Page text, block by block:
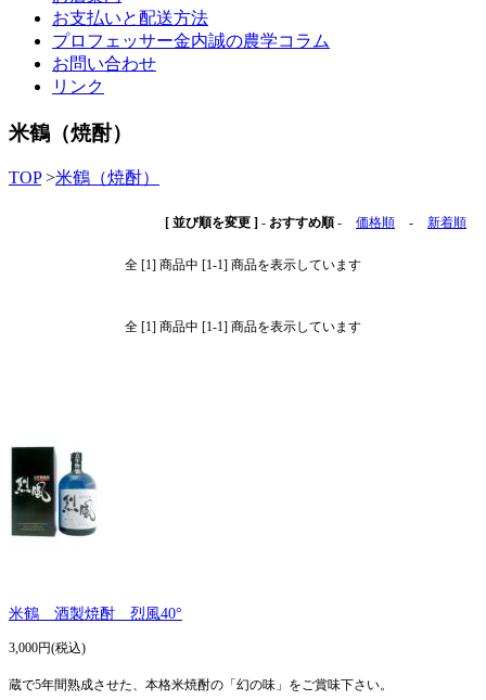
お支払いと配送方法
プロフェッサー金内誠の農学コラム
お問い合わせ
リンク
米鶴（焼酎）
TOP >米鶴（焼酎）
[ 並び順を変更 ] - おすすめ順 - 価格順 - 新着順
全 [1] 商品中 [1-1] 商品を表示しています
全 [1] 商品中 [1-1] 商品を表示しています
米鶴 酒製焼酎 烈風40°
3,000円(税込)
蔵で5年間熟成させた、本格米焼酎の「幻の味」をご賞味下さい。